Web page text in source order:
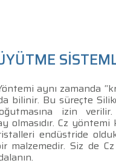
aynı zamanda
bilinir. Bu süreçte
izin
olmasıdır. Cz
endüstride
malzemedir. Siz de